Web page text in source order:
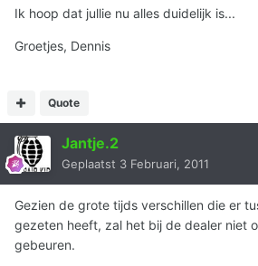
Ik hoop dat jullie nu alles duidelijk is...
Groetjes, Dennis
Quote
Jantje.2
Geplaatst 3 Februari, 2011
Gezien de grote tijds verschillen die er
gezeten heeft, zal het bij de dealer niet
gebeuren.